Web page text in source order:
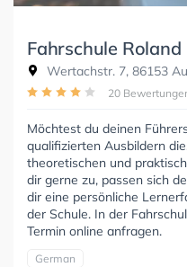
Fahrschule Roland
Wertachstr. 7, 86153
20
Möchtest du deinen
qualifizierten Ausbildern
theoretischen und
dir gerne zu, passen sich
dir eine persönliche
der Schule. In der
Termin online anfragen.
German